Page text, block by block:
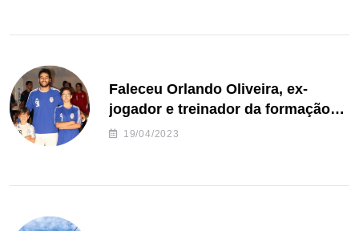
Faleceu Orlando Oliveira, ex-
jogador e treinador da formação
de andebol do Feirense
19/04/2023